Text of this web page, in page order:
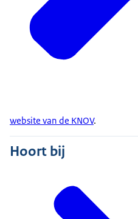
website van de KNOV.
Hoort bij